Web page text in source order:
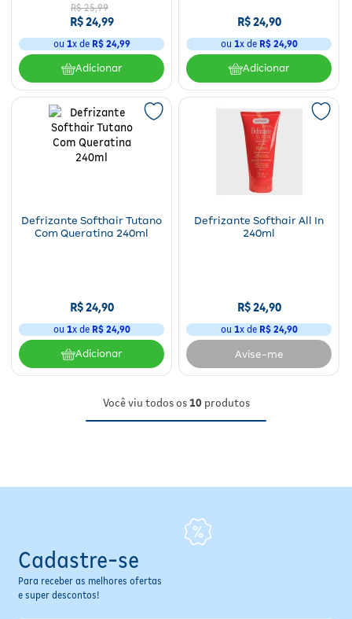
R$ 25,99
R$24,99
ou 1x de R$ 24,99
Adicionar
R$24,90
ou 1x de R$ 24,90
Adicionar
Defrizante Softhair Tutano
Com Queratina 240ml
R$24,90
ou 1x de R$ 24,90
Adicionar
Defrizante Softhair All In
240ml
R$24,90
ou 1x de R$ 24,90
Avise-me
Você viu todos os10 produtos
Cadastre-se
Para receber as melhores ofertas
e super descontos!